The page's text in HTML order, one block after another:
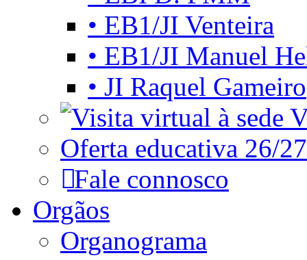
• EB1/JI Venteira
• EB1/JI Manuel
• JI Raquel Gameiro
Oferta educativa 26/27
Fale connosco
Orgãos
Organograma